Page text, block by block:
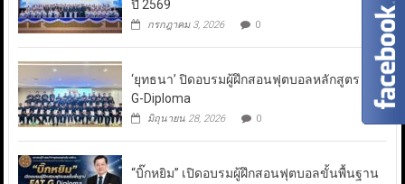
ปี 2569
กรกฎาคม 3, 2026 0
‘ยุทธนา’ ปิดอบรมผู้ฝึกสอนฟุตบอลหลักสูตร FAT
G-Diploma
มิถุนายน 28, 2026 0
“บิ๊กหยิม” เปิดอบรมผู้ฝึกสอนฟุตบอลขั้นพื้นฐาน